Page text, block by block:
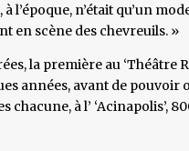
l’époque, n’était qu’un
en scène des chevreuils. »
la première au ‘Théâtre
années, avant de
à l’ ‘Acinapolis’,